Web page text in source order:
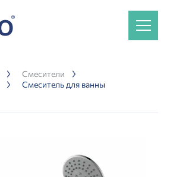
Смесители
Смеситель для ванны